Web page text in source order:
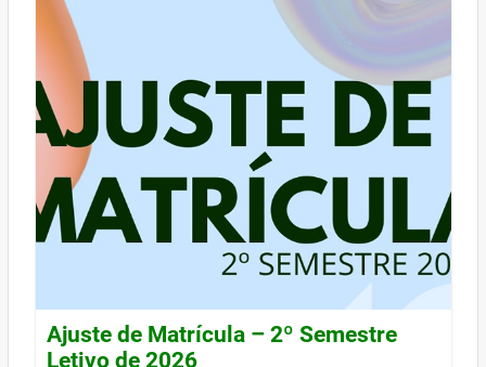
Ajuste de Matrícula – 2º Semestre
Letivo de 2026